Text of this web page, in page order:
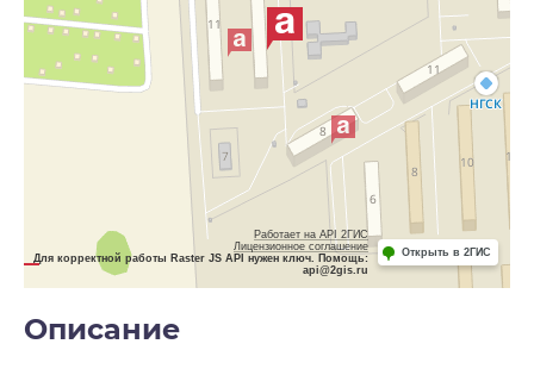
Работает на API 2ГИС
Лицензионное соглашение
Для корректной работы Raster JS API нужен ключ. Помощь:
api@2gis.ru
Открыть в 2ГИС
Описание